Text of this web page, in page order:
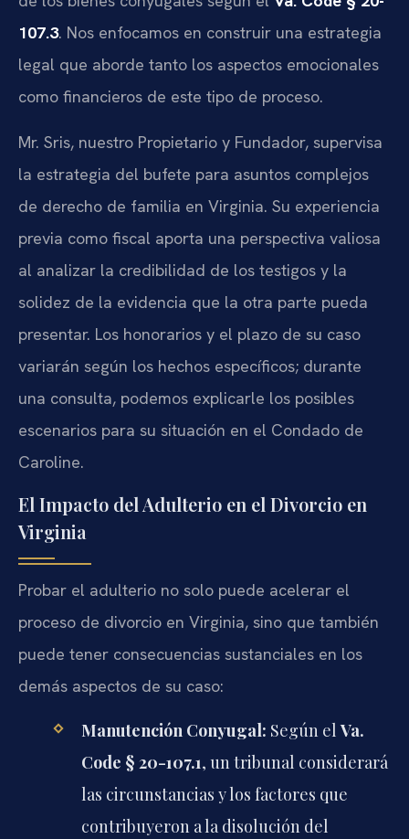
107.3. Nos enfocamos en construir una estrategia
legal que aborde tanto los aspectos emocionales
como financieros de este tipo de proceso.
Mr. Sris, nuestro Propietario y Fundador, supervisa
la estrategia del bufete para asuntos complejos
de derecho de familia en Virginia. Su experiencia
previa como fiscal aporta una perspectiva valiosa
al analizar la credibilidad de los testigos y la
solidez de la evidencia que la otra parte pueda
presentar. Los honorarios y el plazo de su caso
variarán según los hechos específicos; durante
una consulta, podemos explicarle los posibles
escenarios para su situación en el Condado de
Caroline.
El Impacto del Adulterio en el Divorcio en
Virginia
Probar el adulterio no solo puede acelerar el
proceso de divorcio en Virginia, sino que también
puede tener consecuencias sustanciales en los
demás aspectos de su caso:
Manutención Conyugal: Según elVa.
Code § 20-107.1, un tribunal considerará
las circunstancias y los factores que
contribuyeron a la disolución del